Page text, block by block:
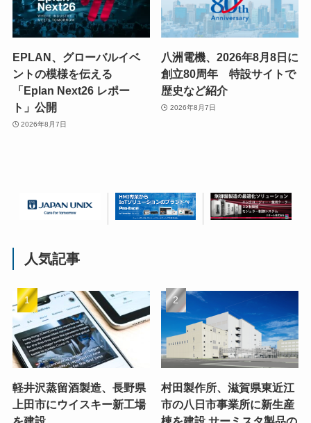
EPLAN、グローバルイベ
ントの模様を伝える
「Eplan Next26 レポー
ト」公開
2026年8月7日
八洲電機、2026年8月8日に
創立80周年 特設サイトで
歴史など紹介
2026年8月7日
人気記事
軽井沢蒸留酒製造、長野県
上田市にウイスキー新工場
村田製作所、滋賀県東近江
市の八日市事業所に新生産